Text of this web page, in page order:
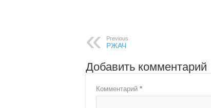
Previous
РЖАЧ
Добавить комментарий
Комментарий *